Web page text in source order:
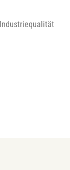
Industriequalität